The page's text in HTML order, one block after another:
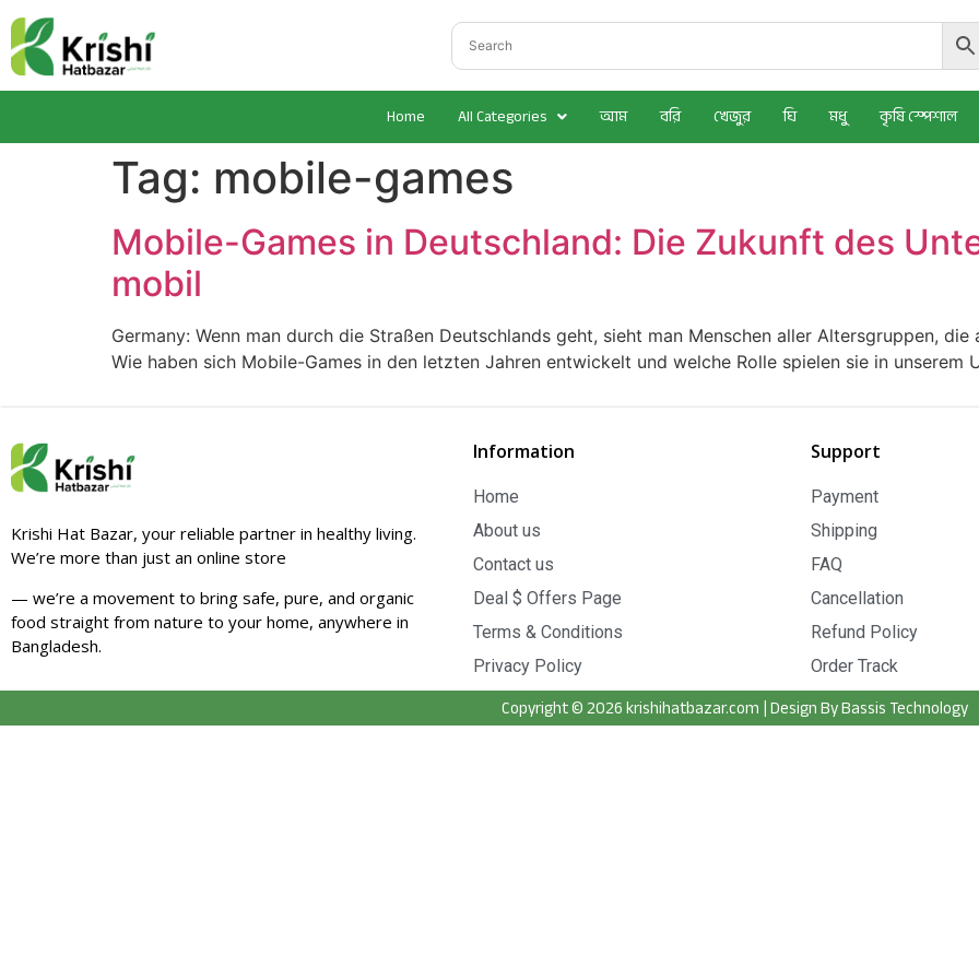
Home All Categories আম বরি খেজুর ঘি মধু কৃষি স্পেশাল
Tag: mobile-games
Mobile-Games in Deutschland: Die Zukunft des
mobil
Germany: Wenn man durch die Straßen Deutschlands geht, sieht man Menschen aller Altersgruppen,
Wie haben sich Mobile-Games in den letzten Jahren entwickelt und welche Rolle spielen sie in unserem
Krishi Hat Bazar, your reliable partner in healthy living.
We’re more than just an online store
— we’re a movement to bring safe, pure, and organic
food straight from nature to your home, anywhere in
Bangladesh.
Information
Home
About us
Contact us
Deal $ Offers Page
Terms & Conditions
Privacy Policy
Support
Payment
Shipping
FAQ
Cancellation
Refund Policy
Order Track
Copyright © 2026 krishihatbazar.com | Design By Bassis Technology